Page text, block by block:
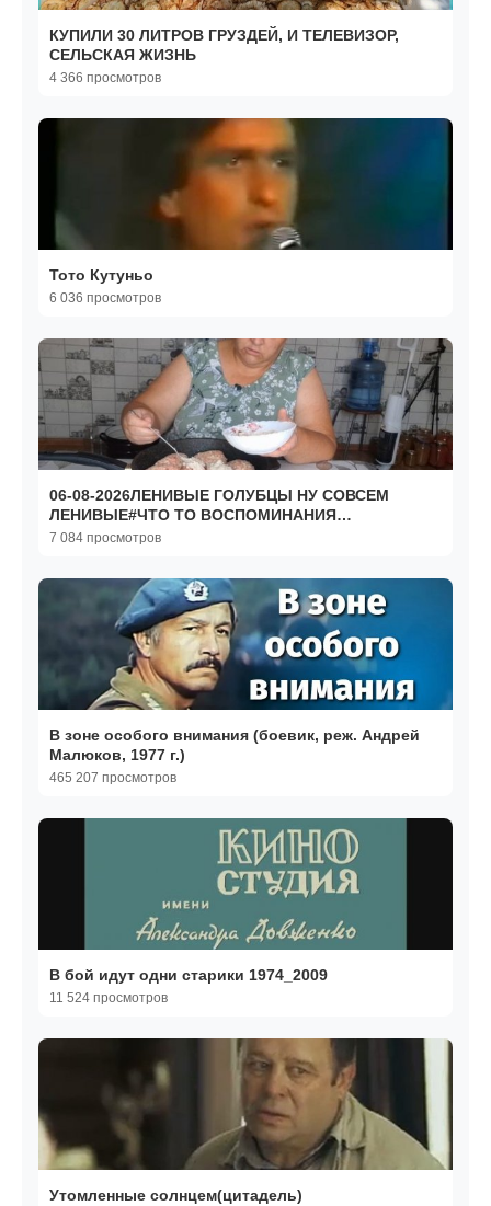
КУПИЛИ 30 ЛИТРОВ ГРУЗДЕЙ, И ТЕЛЕВИЗОР,
СЕЛЬСКАЯ ЖИЗНЬ
4 366 просмотров
Тото Кутуньо
6 036 просмотров
06-08-2026ЛЕНИВЫЕ ГОЛУБЦЫ НУ СОВСЕМ
ЛЕНИВЫЕ#ЧТО ТО ВОСПОМИНАНИЯ
НАХЛЫНУЛИ.
7 084 просмотров
В зоне особого внимания (боевик, реж. Андрей
Малюков, 1977 г.)
465 207 просмотров
В бой идут одни старики 1974_2009
11 524 просмотров
Утомленные солнцем(цитадель)